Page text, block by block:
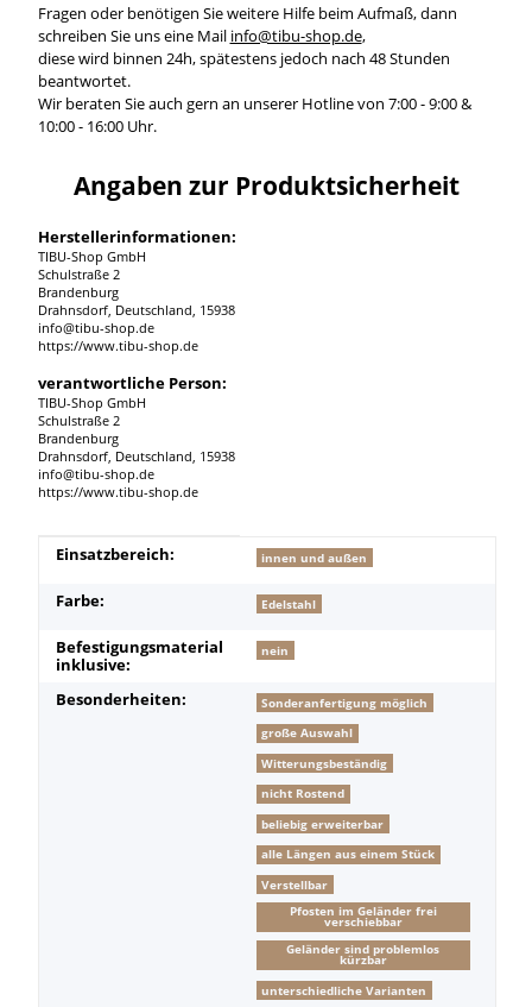
Fragen oder benötigen Sie weitere Hilfe beim Aufmaß, dann
schreiben Sie uns eine Mail info@tibu-shop.de,
diese wird binnen 24h, spätestens jedoch nach 48 Stunden
beantwortet.
Wir beraten Sie auch gern an unserer Hotline von 7:00 - 9:00 &
10:00 - 16:00 Uhr.
Angaben zur Produktsicherheit
Herstellerinformationen:
TIBU-Shop GmbH
Schulstraße 2
Brandenburg
Drahnsdorf, Deutschland, 15938
info@tibu-shop.de
https://www.tibu-shop.de
verantwortliche Person:
TIBU-Shop GmbH
Schulstraße 2
Brandenburg
Drahnsdorf, Deutschland, 15938
info@tibu-shop.de
https://www.tibu-shop.de
Produkteigenschaft
Wert
Einsatzbereich: innen und außen
Farbe: Edelstahl
Befestigungsmaterial
inklusive:
nein
Besonderheiten:
Sonderanfertigung möglich
große Auswahl
Witterungsbeständig
nicht Rostend
beliebig erweiterbar
alle Längen aus einem Stück
Verstellbar
Pfosten im Geländer frei
verschiebbar
Geländer sind problemlos
kürzbar
unterschiedliche Varianten